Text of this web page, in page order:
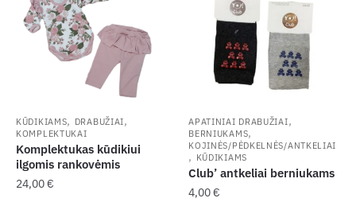
KŪDIKIAMS, DRABUŽIAI,
KOMPLEKTUKAI
Komplektukas kūdikiui
ilgomis rankovėmis
24,00€
APATINIAI DRABUŽIAI,
BERNIUKAMS,
KOJINĖS/PĖDKELNĖS/ANTKELIAI
, KŪDIKIAMS
Club’ antkeliai berniukams
4,00€